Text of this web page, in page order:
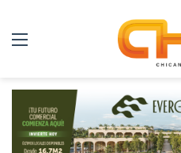
Menú